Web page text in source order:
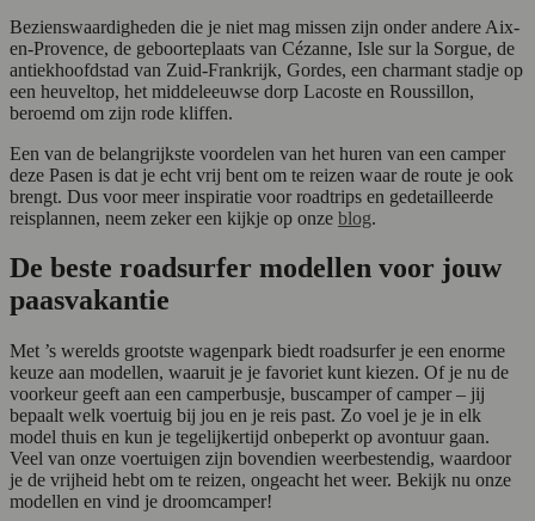
Bezienswaardigheden die je niet mag missen zijn onder andere Aix-
en-Provence, de geboorteplaats van Cézanne, Isle sur la Sorgue, de
antiekhoofdstad van Zuid-Frankrijk, Gordes, een charmant stadje op
een heuveltop, het middeleeuwse dorp Lacoste en Roussillon,
beroemd om zijn rode kliffen.
Een van de belangrijkste voordelen van het huren van een camper
deze Pasen is dat je echt vrij bent om te reizen waar de route je ook
brengt. Dus voor meer inspiratie voor roadtrips en gedetailleerde
reisplannen, neem zeker een kijkje op onze blog.
De beste roadsurfer modellen voor jouw
paasvakantie
Met ’s werelds grootste wagenpark biedt roadsurfer je een enorme
keuze aan modellen, waaruit je je favoriet kunt kiezen. Of je nu de
voorkeur geeft aan een camperbusje, buscamper of camper – jij
bepaalt welk voertuig bij jou en je reis past. Zo voel je je in elk
model thuis en kun je tegelijkertijd onbeperkt op avontuur gaan.
Veel van onze voertuigen zijn bovendien weerbestendig, waardoor
je de vrijheid hebt om te reizen, ongeacht het weer. Bekijk nu onze
modellen en vind je droomcamper!